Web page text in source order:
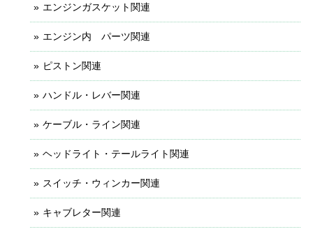
エンジンガスケット関連
エンジン内 パーツ関連
ピストン関連
ハンドル・レバー関連
ケーブル・ライン関連
ヘッドライト・テールライト関連
スイッチ・ウィンカー関連
キャブレター関連